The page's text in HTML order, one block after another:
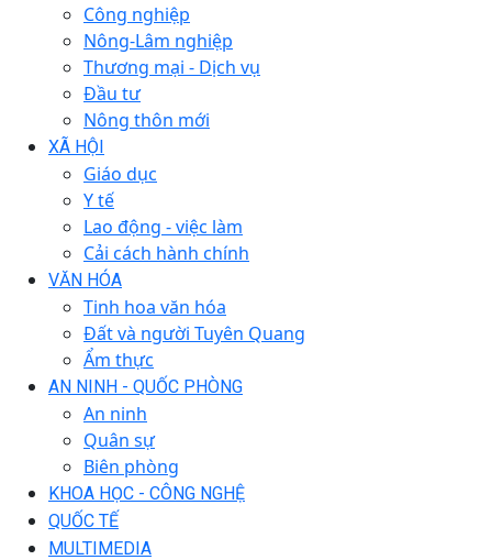
Công nghiệp
Nông-Lâm nghiệp
Thương mại - Dịch vụ
Đầu tư
Nông thôn mới
XÃ HỘI
Giáo dục
Y tế
Lao động - việc làm
Cải cách hành chính
VĂN HÓA
Tinh hoa văn hóa
Đất và người Tuyên Quang
Ẩm thực
AN NINH - QUỐC PHÒNG
An ninh
Quân sự
Biên phòng
KHOA HỌC - CÔNG NGHỆ
QUỐC TẾ
MULTIMEDIA